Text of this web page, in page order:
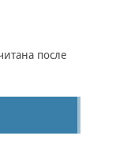
после